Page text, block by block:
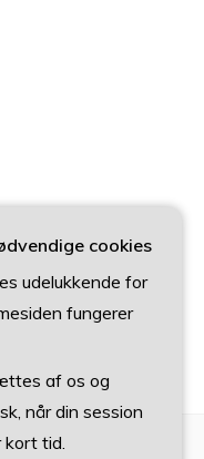
cookies
udelukkende for
fungerer
af os og
når din session
kort tid.